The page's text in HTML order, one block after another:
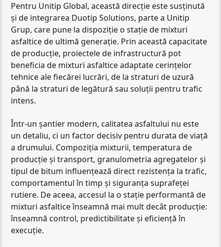
Pentru Unitip Global, această direcție este susținută
și de integrarea Duotip Solutions, parte a Unitip
Grup, care pune la dispoziție o stație de mixturi
asfaltice de ultimă generație. Prin această capacitate
de producție, proiectele de infrastructură pot
beneficia de mixturi asfaltice adaptate cerințelor
tehnice ale fiecărei lucrări, de la straturi de uzură
până la straturi de legătură sau soluții pentru trafic
intens.
Într-un șantier modern, calitatea asfaltului nu este
un detaliu, ci un factor decisiv pentru durata de viață
a drumului. Compoziția mixturii, temperatura de
producție și transport, granulometria agregatelor și
tipul de bitum influențează direct rezistența la trafic,
comportamentul în timp și siguranța suprafeței
rutiere. De aceea, accesul la o stație performantă de
mixturi asfaltice înseamnă mai mult decât producție:
înseamnă control, predictibilitate și eficiență în
execuție.